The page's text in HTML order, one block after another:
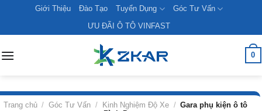
content
Giới Thiệu Đào Tạo Tuyển Dụng
Góc Tư Vấn
ƯU ĐÃI Ô TÔ VINFAST
0
Trang chủ / Góc Tư Vấn / Kinh Nghiệm Độ Xe / Gara phụ kiện ô tô